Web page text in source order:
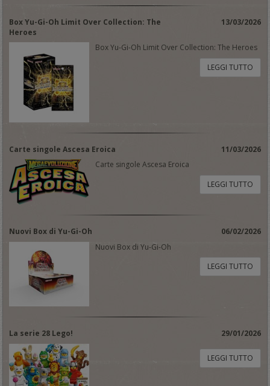
Box Yu-Gi-Oh Limit Over Collection: The
Heroes
13/03/2026
Box Yu-Gi-Oh Limit Over Collection: The Heroes
LEGGI TUTTO
Carte singole Ascesa Eroica
11/03/2026
Carte singole Ascesa Eroica
LEGGI TUTTO
Nuovi Box di Yu-Gi-Oh
06/02/2026
Nuovi Box di Yu-Gi-Oh
LEGGI TUTTO
La serie 28 Lego! 29/01/2026
LEGGI TUTTO